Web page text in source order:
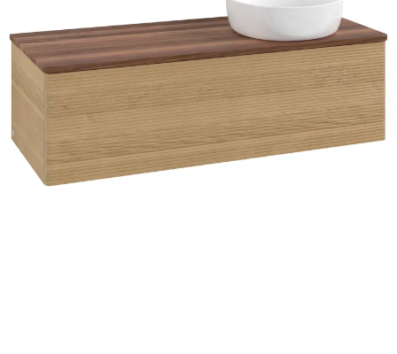
Hyper bokhylle eik
struktur
V&b antao servantskap
1 skuff glatt
1200x360x500 venstre
m/kranhull eik
1